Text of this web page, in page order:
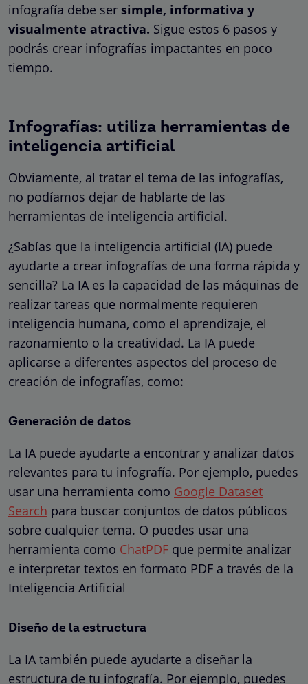
infografía debe ser simple, informativa y
visualmente atractiva. Sigue estos 6 pasos y
podrás crear infografías impactantes en poco
tiempo.
Infografías: utiliza herramientas de
inteligencia artificial
Obviamente, al tratar el tema de las infografías,
no podíamos dejar de hablarte de las
herramientas de inteligencia artificial.
¿Sabías que la inteligencia artificial (IA) puede
ayudarte a crear infografías de una forma rápida y
sencilla? La IA es la capacidad de las máquinas de
realizar tareas que normalmente requieren
inteligencia humana, como el aprendizaje, el
razonamiento o la creatividad. La IA puede
aplicarse a diferentes aspectos del proceso de
creación de infografías, como:
Generación de datos
La IA puede ayudarte a encontrar y analizar datos
relevantes para tu infografía. Por ejemplo, puedes
usar una herramienta como Google Dataset
Search para buscar conjuntos de datos públicos
sobre cualquier tema. O puedes usar una
herramienta como ChatPDF que permite analizar
e interpretar textos en formato PDF a través de la
Inteligencia Artificial
Diseño de la estructura
La IA también puede ayudarte a diseñar la
estructura de tu infografía. Por ejemplo, puedes